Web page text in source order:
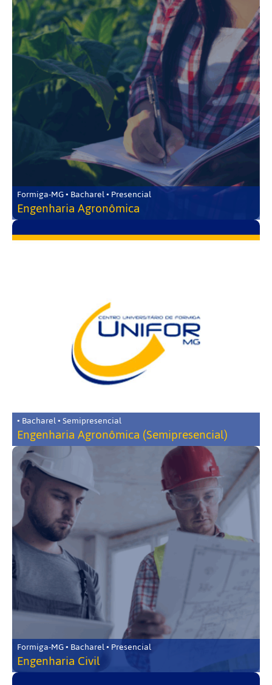
Formiga-MG • Bacharel • Presencial
Engenharia Agronômica
• Bacharel • Semipresencial
Engenharia Agronômica (Semipresencial)
Formiga-MG • Bacharel • Presencial
Engenharia Civil